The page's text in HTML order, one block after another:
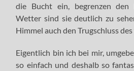
die Bucht ein, begrenzen
Wetter sind sie deutlich zu
Himmel auch den Trugschluss
Eigentlich bin ich bei mir,
so einfach und deshalb so